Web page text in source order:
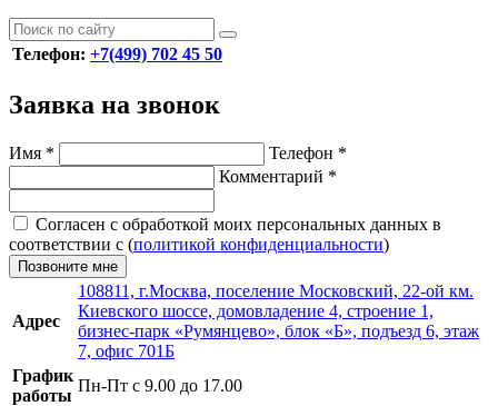
Телефон: +7(499) 702 45 50
Заявка на звонок
Имя * Телефон *
Комментарий *
Согласен с обработкой моих персональных данных в
соответствии с (политикой конфиденциальности)
Позвоните мне
Адрес
108811, г.Москва, поселение Московский, 22-ой км.
Киевского шоссе, домовладение 4, строение 1,
бизнес-парк «Румянцево», блок «Б», подъезд 6, этаж
7, офис 701Б
График
работы
Пн-Пт с 9.00 до 17.00